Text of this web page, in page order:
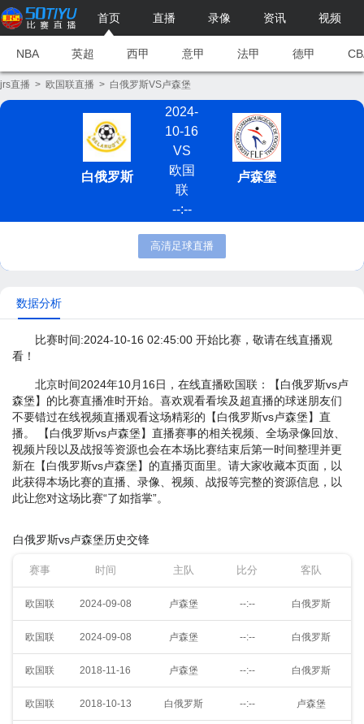
首页 直播 录像 资讯 视频
NBA 英超 西甲 意甲 法甲 德甲
jrs直播 > 欧国联直播 > 白俄罗斯VS卢森堡
白俄罗斯
2024-
10-16
VS
欧国
联
--:--
卢森堡
高清足球直播
数据分析
比赛时间:2024-10-16 02:45:00 开始比赛，敬请在线直播观
看！
北京时间2024年10月16日，在线直播欧国联：【白俄罗斯vs卢
森堡】的比赛直播准时开始。喜欢观看看埃及超直播的球迷朋友们
不要错过在线视频直播观看这场精彩的【白俄罗斯vs卢森堡】直
播。 【白俄罗斯vs卢森堡】直播赛事的相关视频、全场录像回放、
视频片段以及战报等资源也会在本场比赛结束后第一时间整理并更
新在【白俄罗斯vs卢森堡】的直播页面里。请大家收藏本页面，以
此获得本场比赛的直播、录像、视频、战报等完整的资源信息，以
此让您对这场比赛“了如指掌”。
白俄罗斯vs卢森堡历史交锋
赛事 时间 主队 比分 客队
欧国联 2024-09-08 卢森堡 --:-- 白俄罗斯
欧国联 2024-09-08 卢森堡 --:-- 白俄罗斯
欧国联 2018-11-16 卢森堡 --:-- 白俄罗斯
欧国联 2018-10-13 白俄罗斯 --:-- 卢森堡